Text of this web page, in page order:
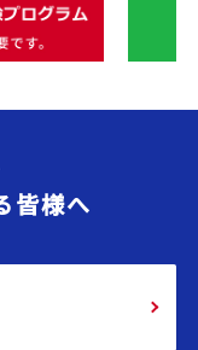
皆様へ